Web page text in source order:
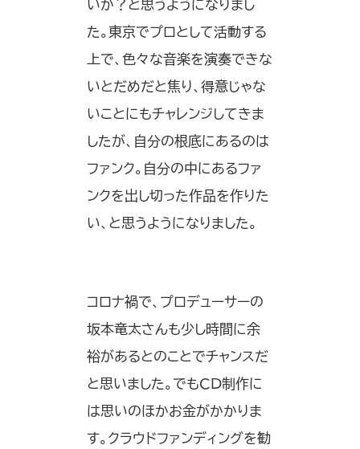
いか？と思うようになりまし
た。東京でプロとして活動する
上で、色々な音楽を演奏できな
いとだめだと焦り、得意じゃな
いことにもチャレンジしてきま
したが、自分の根底にあるのは
ファンク。自分の中にあるファ
ンクを出し切った作品を作りた
い、と思うようになりました。
コロナ禍で、プロデューサーの
坂本竜太さんも少し時間に余
裕があるとのことでチャンスだ
と思いました。でもCD制作に
は思いのほかお金がかかりま
す。クラウドファンディングを勧